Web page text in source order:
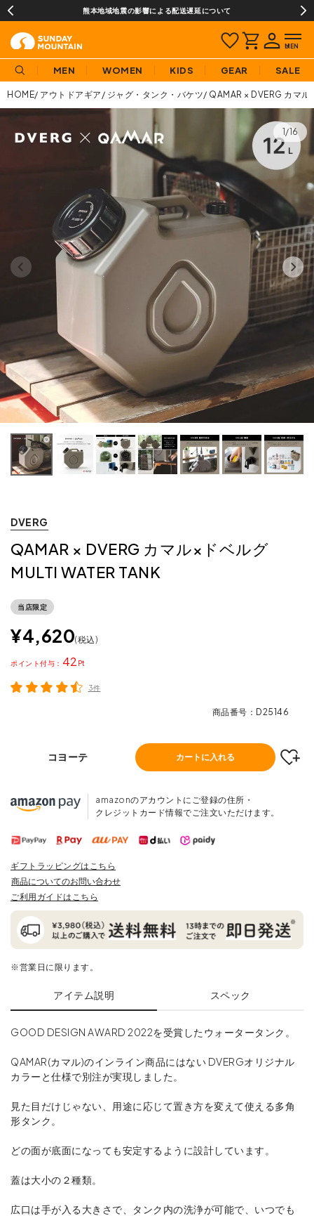
熊本地域地震の影響による配送遅延について
MEN WOMEN KIDS GEAR SALE
HOME アウトドアギア ジャグ・タンク・バケツ QAMAR × DVERG カマル
1/16
DVERG
QAMAR × DVERG カマル×ドベルグ
MULTI WATER TANK
当店限定
¥4,620 税込
42
ポイント
3件
商品番号 D25146
コヨーテ カートに入れる
amazonのアカウントにご登録の住所・
クレジットカード情報でご注文いただけます。
ギフトラッピングはこちら
商品についてのお問い合わせ
ご利用ガイドはこちら
※営業日に限ります。
アイテム説明 スペック
GOOD DESIGN AWARD 2022を受賞したウォータータンク。
QAMAR(カマル)のインライン商品にはない DVERGオリジナル
カラーと仕様で別注が実現しました。
見た目だけじゃない、用途に応じて置き方を変えて使える多角
形タンク。
どの面が底面になっても安定するように設計しています。
蓋は大小の２種類。
広口は手が入る大きさで、タンク内の洗浄が可能で、いつでも